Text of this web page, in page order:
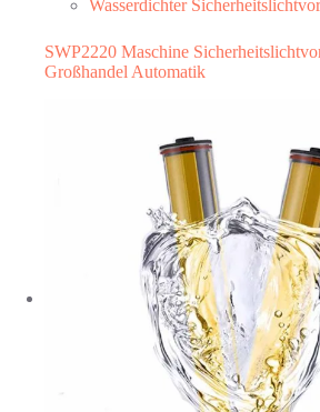
Wasserdichter
SWP2220 Maschine
Großhandel Automatik